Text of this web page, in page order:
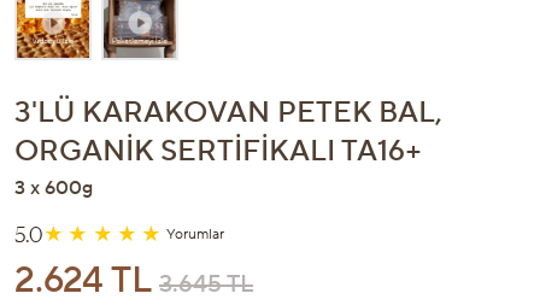
3'LÜ KARAKOVAN PETEK BAL,
ORGANIK SERTIFIKALI TA16+
3 x 600g
5.0 Yorumlar
2.624 TL 3.645 TL